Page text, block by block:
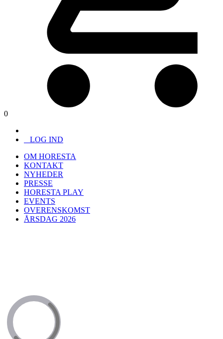
0
LOG IND
OM HORESTA
KONTAKT
NYHEDER
PRESSE
HORESTA PLAY
EVENTS
OVERENSKOMST
ÅRSDAG 2026